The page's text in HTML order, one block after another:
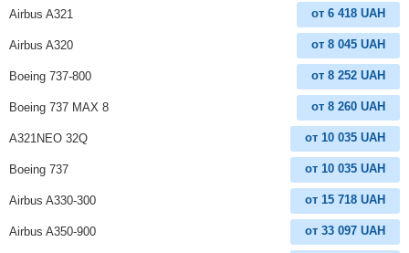
Airbus A321 от 6 418 UAH
Airbus A320 от 8 045 UAH
Boeing 737-800 от 8 252 UAH
Boeing 737 MAX 8 от 8 260 UAH
A321NEO 32Q от 10 035 UAH
Boeing 737 от 10 035 UAH
Airbus A330-300 от 15 718 UAH
Airbus A350-900 от 33 097 UAH